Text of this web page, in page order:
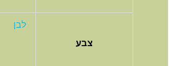
צבע
לבן